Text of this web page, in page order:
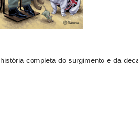
completa do surgimento e da